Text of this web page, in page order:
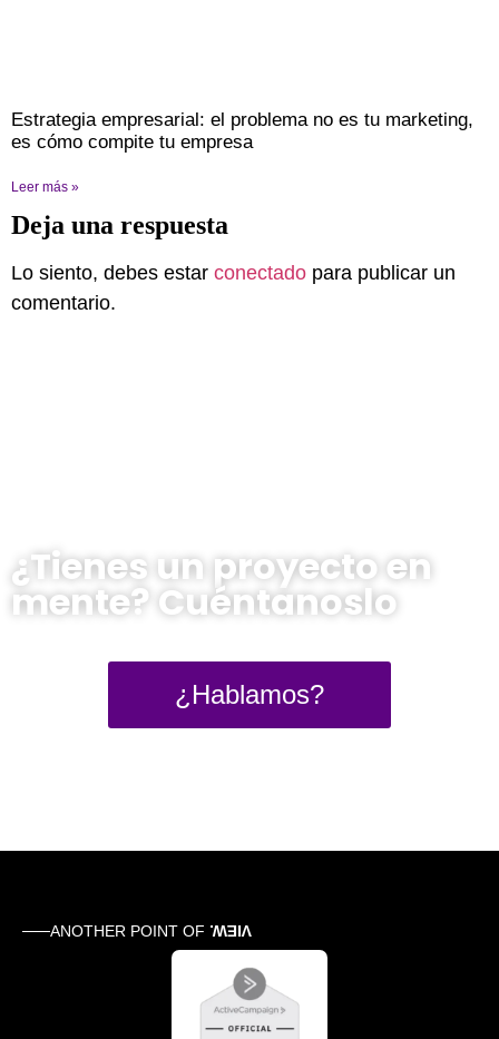
Estrategia empresarial: el problema no es tu marketing,
es cómo compite tu empresa
Leer más »
Deja una respuesta
Lo siento, debes estar conectado para publicar un
comentario.
¿Tienes un proyecto en
mente? Cuéntanoslo
¿Hablamos?
ANOTHER POINT OF VIEW.